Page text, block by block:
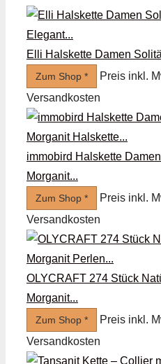
Elli Halskette Damen
Zum Shop *
Preis inkl.
Versandkosten
immobird Halskette
Morganit...
Zum Shop *
Preis inkl.
Versandkosten
OLYCRAFT 274 Stück
Morganit...
Zum Shop *
Preis inkl.
Versandkosten